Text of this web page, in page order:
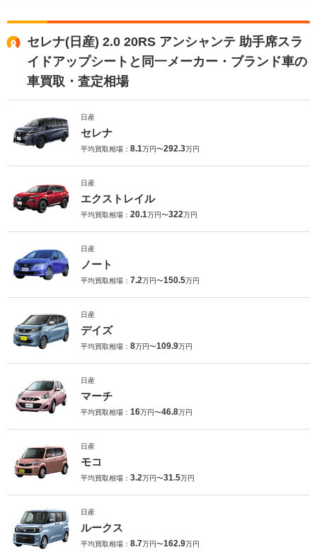
セレナ(日産) 2.0 20RS アンシャンテ 助手席スラ
イドアップシートと同一メーカー・ブランド車の
車買取・査定相場
日産
セレナ
平均買取相場： 8.1万円〜292.3万円
日産
エクストレイル
平均買取相場： 20.1万円〜322万円
日産
ノート
平均買取相場： 7.2万円〜150.5万円
日産
デイズ
平均買取相場： 8万円〜109.9万円
日産
マーチ
平均買取相場： 16万円〜46.8万円
日産
モコ
平均買取相場： 3.2万円〜31.5万円
日産
ルークス
平均買取相場： 8.7万円〜162.9万円